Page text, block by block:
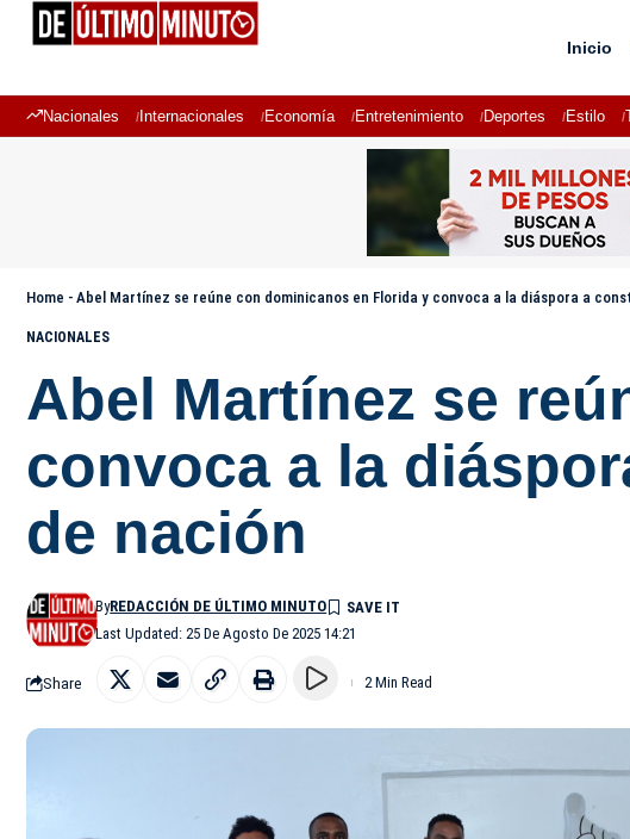
Inicio
Nacionales Internacionales Economía Entretenimiento Deportes Estilo
Home - Abel Martínez se reúne con dominicanos en Florida y convoca a la diáspora a
NACIONALES
Abel Martínez se
convoca a la
de nación
Last Updated: 25 De Agosto De 2025 14:21
ByREDACCIÓN DE ÚLTIMO MINUTO
Share 2 Min Read